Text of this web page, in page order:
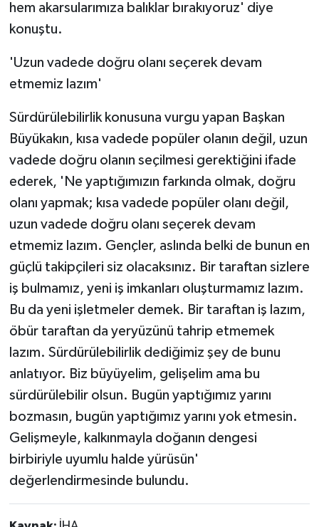
hem akarsularımıza balıklar bırakıyoruz' diye
konuştu.
'Uzun vadede doğru olanı seçerek devam
etmemiz lazım'
Sürdürülebilirlik konusuna vurgu yapan Başkan
Büyükakın, kısa vadede popüler olanın değil, uzun
vadede doğru olanın seçilmesi gerektiğini ifade
ederek, 'Ne yaptığımızın farkında olmak, doğru
olanı yapmak; kısa vadede popüler olanı değil,
uzun vadede doğru olanı seçerek devam
etmemiz lazım. Gençler, aslında belki de bunun en
güçlü takipçileri siz olacaksınız. Bir taraftan sizlere
iş bulmamız, yeni iş imkanları oluşturmamız lazım.
Bu da yeni işletmeler demek. Bir taraftan iş lazım,
öbür taraftan da yeryüzünü tahrip etmemek
lazım. Sürdürülebilirlik dediğimiz şey de bunu
anlatıyor. Biz büyüyelim, gelişelim ama bu
sürdürülebilir olsun. Bugün yaptığımız yarını
bozmasın, bugün yaptığımız yarını yok etmesin.
Gelişmeyle, kalkınmayla doğanın dengesi
birbiriyle uyumlu halde yürüsün'
değerlendirmesinde bulundu.